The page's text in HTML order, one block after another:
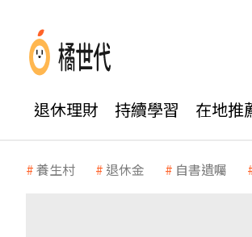
退休理財 持續學習 在地推
養生村 退休金 自書遺囑